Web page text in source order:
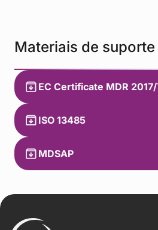
Materiais de suporte
EC Certificate MDR
ISO 13485
MDSAP